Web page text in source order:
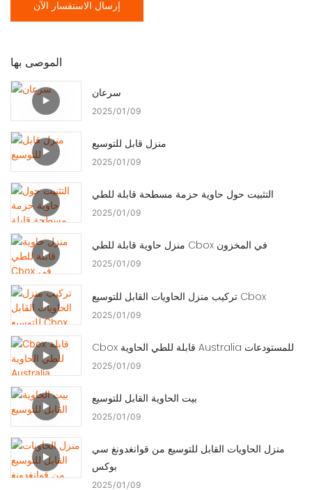
إرسال الاستفسار الآن
الموصى بها
سرعان
2025 01 09
منزل قابل للتوسيع
2025 01 09
التثبيت حول حاوية حزمة مسطحة قابلة للطي
2025 01 09
منزل حاوية قابلة للطي Cbox في المخزون
2025 01 09
تركيب منزل الحاويات القابل للتوسيع Cbox
2025 01 09
Cbox قابلة للطي الحاوية Australia للمستودعات
2025 01 09
بيت الحاوية القابل للتوسيع
2025 01 09
منزل الحاويات القابل للتوسيع من قوانغدونغ سي
بوكس
2025 01 09